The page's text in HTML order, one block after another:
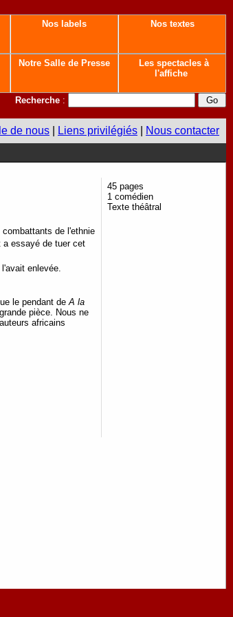
Nos labels Nos textes
Notre Salle de Presse
Les spectacles à
l'affiche
Recherche :
de nous Liens privilégiés Nous contacter
de l'ethnie
a essayé de tuer cet
enlevée.
le pendant de A la
pièce. Nous ne
africains
45 pages
1 comédien
Texte théâtral